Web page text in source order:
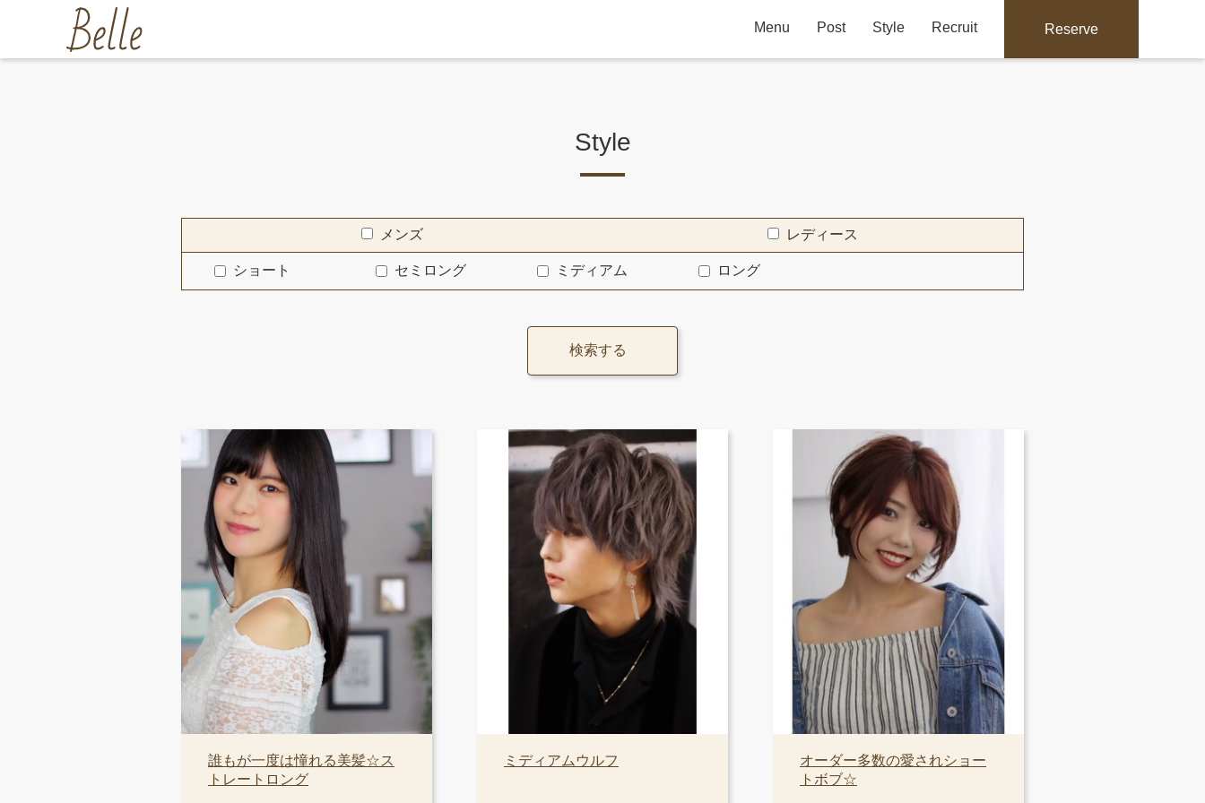
Menu Post Style Recruit Reserve
Style
メンズ レディース
ショート セミロング ミディアム ロング
誰もが一度は憧れる美髪☆ス
トレートロング
ミディアムウルフ
オーダー多数の愛されショー
トボブ☆